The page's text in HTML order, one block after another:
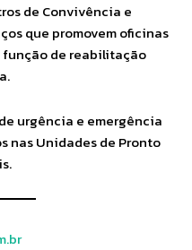
de Convivência e
que promovem oficinas
função de reabilitação
urgência e emergência
nas Unidades de Pronto